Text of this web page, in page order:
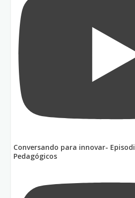
Conversando para innovar-
Pedagógicos